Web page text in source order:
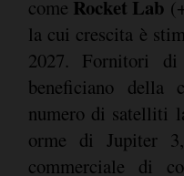
come Rocket Lab
la cui crescita è
2027. Fornitori
beneficiano della
numero di satelliti
orme di Jupiter
commerciale di